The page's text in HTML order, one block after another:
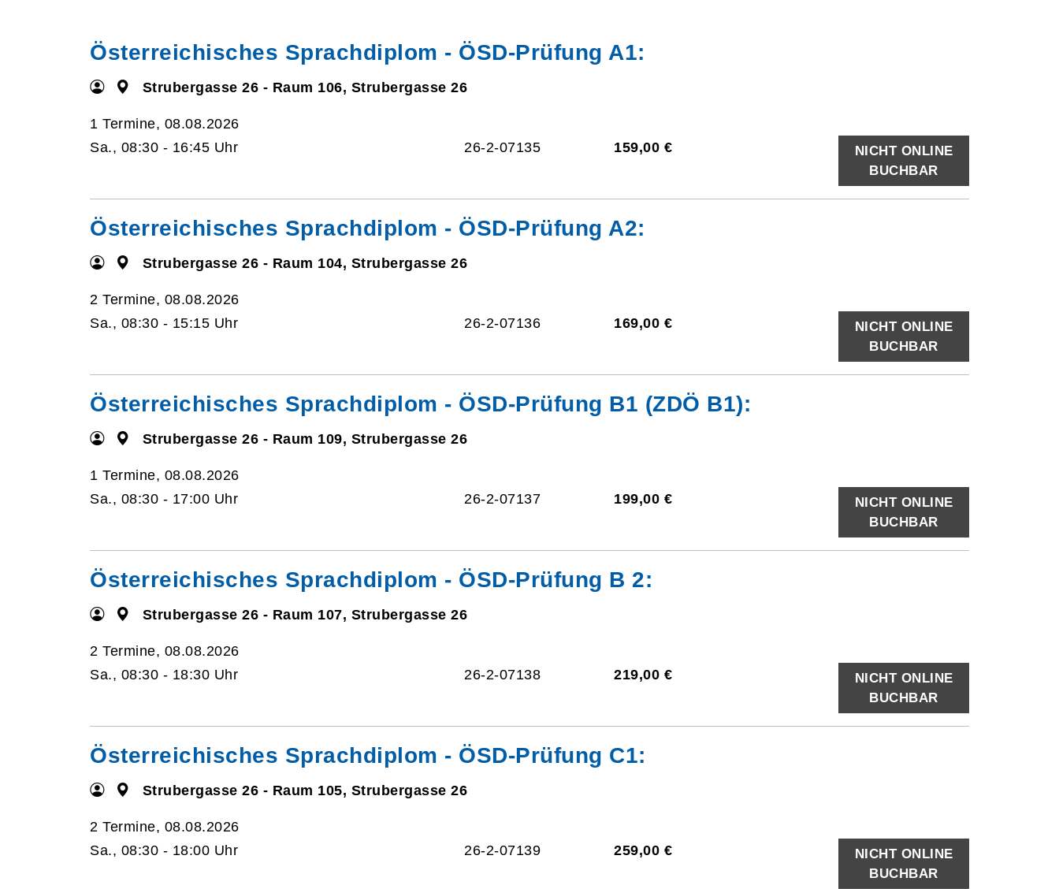
Österreichisches Sprachdiplom - ÖSD-Prüfung A1:
Strubergasse 26 - Raum 106, Strubergasse 26
1 Termine, 08.08.2026
Sa., 08:30 - 16:45 Uhr
26-2-07135 159,00 €
NICHT ONLINE
BUCHBAR
Österreichisches Sprachdiplom - ÖSD-Prüfung A2:
Strubergasse 26 - Raum 104, Strubergasse 26
2 Termine, 08.08.2026
Sa., 08:30 - 15:15 Uhr
26-2-07136 169,00 €
NICHT ONLINE
BUCHBAR
Österreichisches Sprachdiplom - ÖSD-Prüfung B1 (ZDÖ B1):
Strubergasse 26 - Raum 109, Strubergasse 26
1 Termine, 08.08.2026
Sa., 08:30 - 17:00 Uhr
26-2-07137 199,00 €
NICHT ONLINE
BUCHBAR
Österreichisches Sprachdiplom - ÖSD-Prüfung B 2:
Strubergasse 26 - Raum 107, Strubergasse 26
2 Termine, 08.08.2026
Sa., 08:30 - 18:30 Uhr
26-2-07138 219,00 €
NICHT ONLINE
BUCHBAR
Österreichisches Sprachdiplom - ÖSD-Prüfung C1:
Strubergasse 26 - Raum 105, Strubergasse 26
2 Termine, 08.08.2026
Sa., 08:30 - 18:00 Uhr
26-2-07139 259,00 €
NICHT ONLINE
BUCHBAR